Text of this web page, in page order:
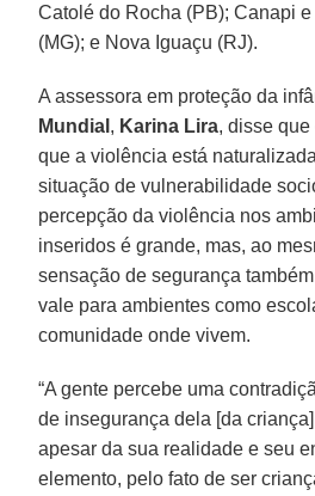
Catolé do Rocha (PB); Canapi
(MG); e Nova Iguaçu (RJ).
A assessora em proteção da
Mundial , Karina Lira, disse
que a violência está
situação de vulnerabilidade
percepção da violência nos
inseridos é grande, mas, ao
sensação de segurança
vale para ambientes como
comunidade onde vivem.
“A gente percebe uma
de insegurança dela [da
apesar da sua realidade e seu
elemento, pelo fato de ser